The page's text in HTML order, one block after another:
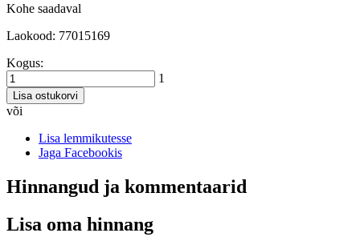
Kohe saadaval
Laokood: 77015169
Kogus:
1
Lisa ostukorvi
või
Lisa lemmikutesse
Jaga Facebookis
Hinnangud ja kommentaarid
Lisa oma hinnang